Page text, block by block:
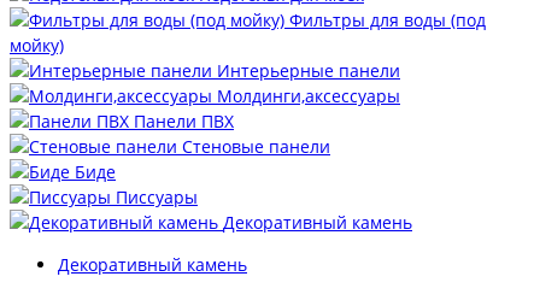
Фильтры для воды (под
мойку)
Интерьерные панели
Молдинги,аксессуары
Панели ПВХ
Стеновые панели
Биде
Писсуары
Декоративный камень
Декоративный камень